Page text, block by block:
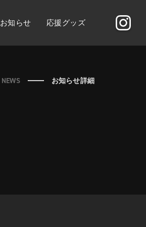
お知らせ 応援グッズ
NEWS お知らせ詳細